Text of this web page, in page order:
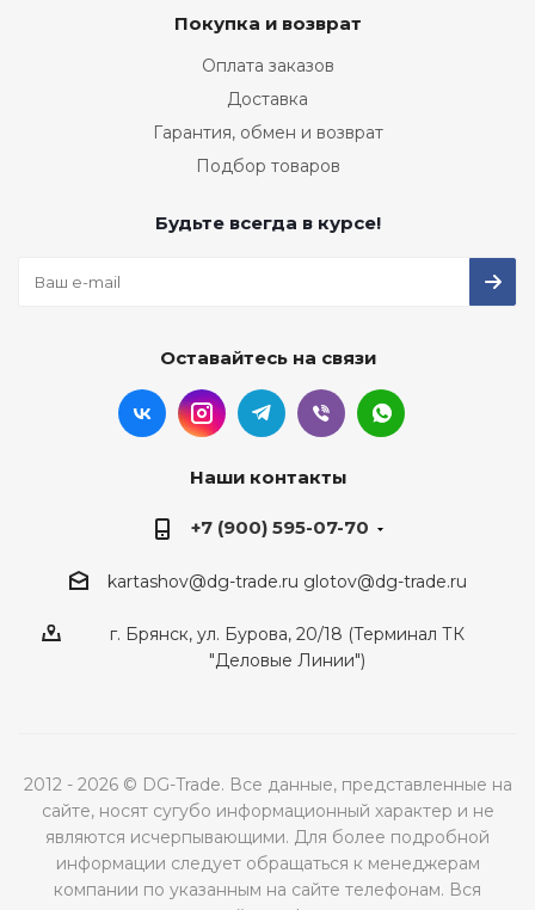
Покупка и возврат
Оплата заказов
Доставка
Гарантия, обмен и возврат
Подбор товаров
Будьте всегда в курсе!
Оставайтесь на связи
Наши контакты
+7 (900) 595-07-70
kartashov@dg-trade.ru glotov@dg-trade.ru
г. Брянск, ул. Бурова, 20/18 (Терминал ТК
"Деловые Линии")
2012 - 2026 © DG-Trade. Все данные, представленные на
сайте, носят сугубо информационный характер и не
являются исчерпывающими. Для более подробной
информации следует обращаться к менеджерам
компании по указанным на сайте телефонам. Вся